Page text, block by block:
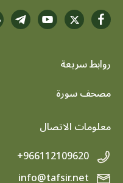
روابط سريعة
footer menu
مصحف سورة
معلومات الاتصال
+966112109620